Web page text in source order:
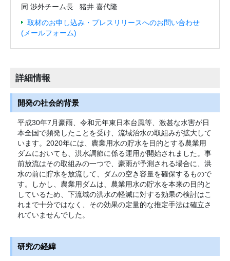
同 渉外チーム長
猪井 喜代隆
取材のお申し込み・プレスリリースへのお問い合わせ
(メールフォーム)
詳細情報
開発の社会的背景
平成30年7月豪雨、令和元年東日本台風等、激甚な水害が日
本全国で頻発したことを受け、流域治水の取組みが拡大して
います。2020年には、農業用水の貯水を目的とする農業用
ダムにおいても、洪水調節に係る運用が開始されました。事
前放流はその取組みの一つで、豪雨が予測される場合に、洪
水の前に貯水を放流して、ダムの空き容量を確保するもので
す。しかし、農業用ダムは、農業用水の貯水を本来の目的と
しているため、下流域の洪水の軽減に対する効果の検討はこ
れまで十分ではなく、その効果の定量的な推定手法は確立さ
れていませんでした。
研究の経緯